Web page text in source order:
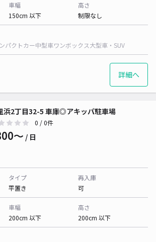
車幅
150cm 以下
高さ
制限なし
パクトカー中型車ワンボックス大型車・SUV
詳細へ
浜2丁目32-5 車庫◎アキッパ駐車場
0 / 0件
〜 / 日
タイプ
平置き
再入庫
可
車幅
200cm 以下
高さ
200cm 以下